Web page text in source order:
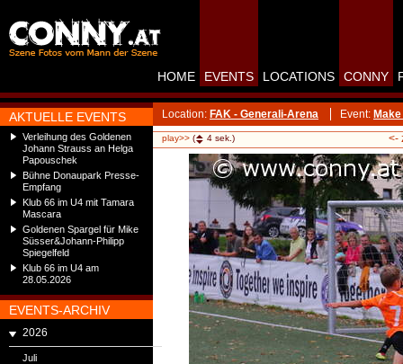
AKTUELLE EVENTS
Verleihung des Goldenen
Johann Strauss an Helga
Papouschek
Bühne Donaupark Presse-
Empfang
Klub 66 im U4 mit Tamara
Mascara
Goldenen Spargel für Mike
Süsser&Johann-Philipp
Spiegelfeld
Klub 66 im U4 am
28.05.2026
EVENTS-ARCHIV
2026
Juli
HOME EVENTS LOCATIONS CONNY
Location: FAK - Generali-Arena Event:
play>> ( 4 sek.) <-